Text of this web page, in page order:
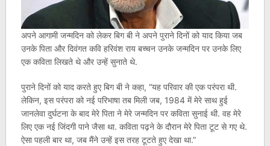
अपने आगामी जन्मदिन को लेकर बिग बी ने अपने पुराने दिनों को याद किया जब
उनके पिता और दिवंगत कवि हरिवंश राय बच्चन उनके जन्मदिन पर उनके लिए
एक कविता लिखते थे और उन्हें सुनाते थे.
पुराने दिनों को याद करते हुए बिग बी ने कहा, “यह परिवार की एक परंपरा थी.
लेकिन, इस परंपरा को नई परिभाषा तब मिली जब, 1984 में मेरे साथ हुई
जानलेवा दुर्घटना के बाद मेरे पिता ने मेरे जन्मदिन पर कविता सुनाई थी. वह मेरे
लिए एक नई जिंदगी पाने जैसा था. कविता पढ़ने के दौरान मेरे पिता टूट से गए थे.
ऐसा पहली बार था, जब मैंने उन्हें इस तरह टूटते हुए देखा था.”